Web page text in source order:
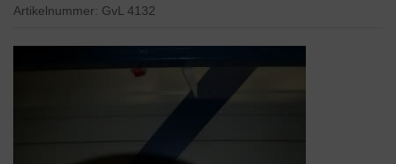
Artikelnummer: GvL 4132